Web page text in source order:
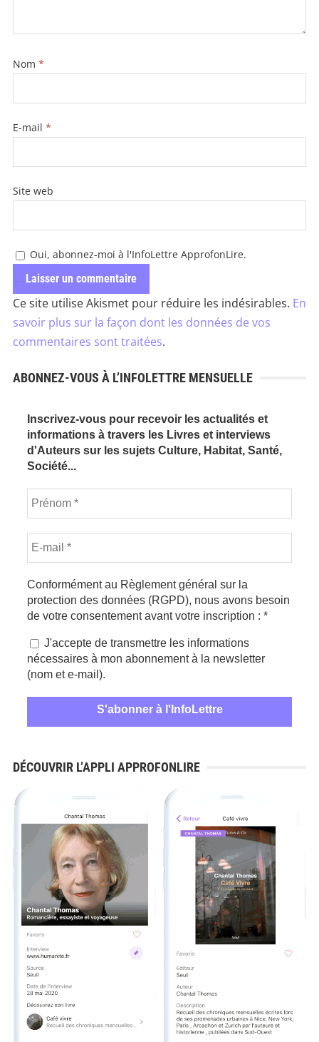
Nom *
E-mail *
Site web
Oui, abonnez-moi à l'InfoLettre ApprofonLire.
Ce site utilise Akismet pour réduire les indésirables. En
savoir plus sur la façon dont les données de vos
commentaires sont traitées.
ABONNEZ-VOUS À L’INFOLETTRE MENSUELLE
Inscrivez-vous pour recevoir les actualités et
informations à travers les Livres et interviews
d'Auteurs sur les sujets Culture, Habitat, Santé,
Société...
Conformément au Règlement général sur la
protection des données (RGPD), nous avons besoin
de votre consentement avant votre inscription : *
J'accepte de transmettre les informations
nécessaires à mon abonnement à la newsletter
(nom et e-mail).
DÉCOUVRIR L’APPLI APPROFONLIRE